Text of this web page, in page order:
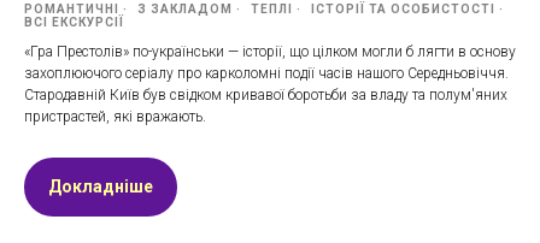
РОМАНТИЧНІ З ЗАКЛАДОМ ТЕПЛІ
ІСТОРІЇ ТА ОСОБИСТОСТІ
ВСІ ЕКСКУРСІЇ
«Гра Престолів» по-українськи — історії, що цілком могли б лягти в основу
захоплюючого серіалу про карколомні події часів нашого Середньовіччя.
Стародавній Київ був свідком кривавої боротьби за владу та полум'яних
пристрастей, які вражають.
Докладніше